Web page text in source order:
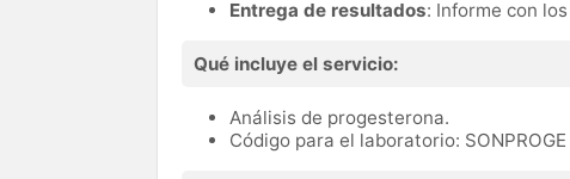
Entrega de resultados: Informe con
Qué incluye el servicio:
Análisis de progesterona.
Código para el laboratorio: SONPROGE